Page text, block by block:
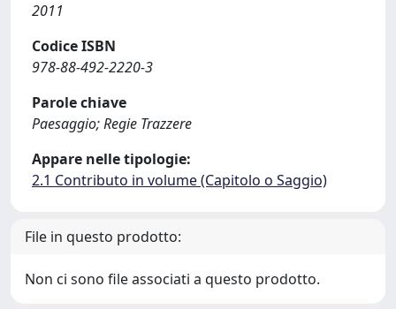
2011
Codice ISBN
978-88-492-2220-3
Parole chiave
Paesaggio; Regie Trazzere
Appare nelle tipologie:
2.1 Contributo in volume (Capitolo o Saggio)
File in questo prodotto:
Non ci sono file associati a questo prodotto.